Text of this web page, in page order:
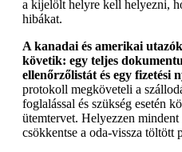
a kijelölt helyre kell helyezni,
hibákat.
A kanadai és amerikai
követik: egy teljes
ellenőrzőlistát és egy fizetési
protokoll megköveteli a
foglalással és szükség esetén
ütemtervet. Helyezzen
csökkentse a oda-vissza töltött